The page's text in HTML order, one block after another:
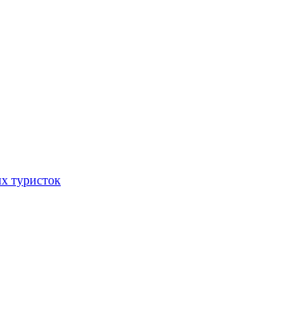
туристок